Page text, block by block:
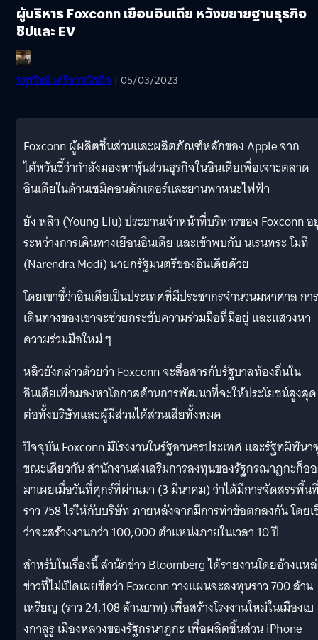
ผู้บริหาร Foxconn เยือนอินเดีย หวังขยายฐานธุรกิจ
ชิปและ EV
จตุรวิทย์ เครือวาณิชกิจ | 05/03/2023
Foxconn ผู้ผลิตชิ้นส่วนและผลิตภัณฑ์หลักของ Apple จาก
ไต้หวันชี้ว่ากำลังมองหาหุ้นส่วนธุรกิจในอินเดียเพื่อเจาะตลาด
อินเดียในด้านเซมิคอนดักเตอร์และยานพาหนะไฟฟ้า
ยัง หลิว (Young Liu) ประธานเจ้าหน้าที่บริหารของ Foxconn
ระหว่างการเดินทางเยือนอินเดีย และเข้าพบกับ นเรนทระ โมที
(Narendra Modi) นายกรัฐมนตรีของอินเดียด้วย
โดยเขาชี้ว่าอินเดียเป็นประเทศที่มีประชากรจำนวนมหาศาล การ
เดินทางของเขาจะช่วยกระชับความร่วมมือที่มีอยู่ และแสวงหา
ความร่วมมือใหม่ ๆ
หลิวยังกล่าวด้วยว่า Foxconn จะสื่อสารกับรัฐบาลท้องถิ่นใน
อินเดียเพื่อมองหาโอกาสด้านการพัฒนาที่จะให้ประโยชน์สูงสุด
ต่อทั้งบริษัทและผู้มีส่วนได้ส่วนเสียทั้งหมด
ปัจจุบัน Foxconn มีโรงงานในรัฐอานธรประเทศ และรัฐทมิฬน
ขณะเดียวกัน สำนักงานส่งเสริมการลงทุนของรัฐกรณาฏกะก็อ
มาเผยเมื่อวันที่ศุกร์ที่ผ่านมา (3 มีนาคม) ว่าได้มีการจัดสรรพื้น
ราว 758 ไร่ให้กับบริษัท ภายหลังจากมีการทำข้อตกลงกัน โดย
ว่าจะสร้างงานกว่า 100,000 ตำแหน่งภายในเวลา 10 ปี
สำหรับในเรื่องนี้ สำนักข่าว Bloomberg ได้รายงานโดยอ้างแห
ข่าวที่ไม่เปิดเผยชื่อว่า Foxconn วางแผนจะลงทุนราว 700 ล้าน
เหรียญ (ราว 24,108 ล้านบาท) เพื่อสร้างโรงงานใหม่ในเมืองเบ
งกาลูรู เมืองหลวงของรัฐกรนาฎกะ เพื่อผลิตชิ้นส่วน iPhone